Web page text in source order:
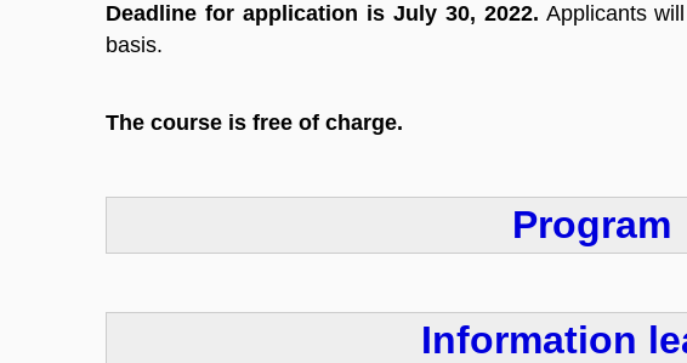
Deadline for application is July 30, 2022. Applicants
basis.
The course is free of charge.
Program
Information